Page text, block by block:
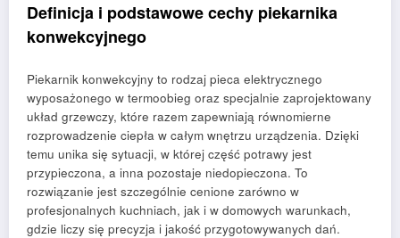
Definicja i podstawowe cechy piekarnika
konwekcyjnego
Piekarnik konwekcyjny to rodzaj pieca elektrycznego
wyposażonego w termoobieg oraz specjalnie zaprojektowany
układ grzewczy, które razem zapewniają równomierne
rozprowadzenie ciepła w całym wnętrzu urządzenia. Dzięki
temu unika się sytuacji, w której część potrawy jest
przypieczona, a inna pozostaje niedopieczona. To
rozwiązanie jest szczególnie cenione zarówno w
profesjonalnych kuchniach, jak i w domowych warunkach,
gdzie liczy się precyzja i jakość przygotowywanych dań.